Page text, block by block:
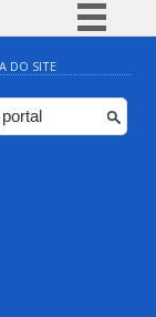
BR
DO SITE